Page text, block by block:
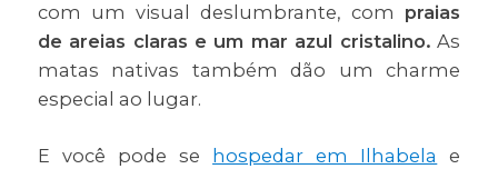
com um visual deslumbrante, com praias
de areias claras e um mar azul cristalino. As
matas nativas também dão um charme
especial ao lugar.
E você pode se hospedar em Ilhabela
e